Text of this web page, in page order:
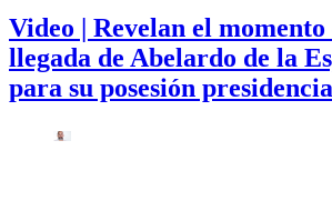
Video | Revelan el momento
llegada de Abelardo de la
para su posesión